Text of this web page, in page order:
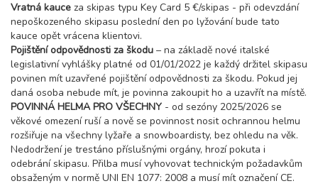
Vratná kauce za skipas typu Key Card 5 €/skipas - při odevzdání
nepoškozeného skipasu poslední den po lyžování bude tato
kauce opět vrácena klientovi.
Pojištění odpovědnosti za škodu – na základě nové italské
legislativní vyhlášky platné od 01/01/2022 je každý držitel skipasu
povinen mít uzavřené pojištění odpovědnosti za škodu. Pokud jej
daná osoba nebude mít, je povinna zakoupit ho a uzavřít na místě.
POVINNÁ HELMA PRO VŠECHNY - od sezóny 2025/2026 se
věkové omezení ruší a nově se povinnost nosit ochrannou helmu
rozšiřuje na všechny lyžaře a snowboardisty, bez ohledu na věk.
Nedodržení je trestáno příslušnými orgány, hrozí pokuta i
odebrání skipasu. Přilba musí vyhovovat technickým požadavkům
obsaženým v normě UNI EN 1077: 2008 a musí mít označení CE.